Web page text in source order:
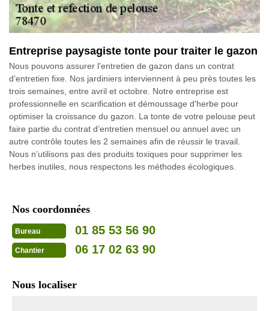
Entreprise paysagiste tonte pour traiter le gazon
Nous pouvons assurer l’entretien de gazon dans un contrat
d’entretien fixe. Nos jardiniers interviennent à peu près toutes les
trois semaines, entre avril et octobre. Notre entreprise est
professionnelle en scarification et démoussage d'herbe pour
optimiser la croissance du gazon. La tonte de votre pelouse peut
faire partie du contrat d’entretien mensuel ou annuel avec un
autre contrôle toutes les 2 semaines afin de réussir le travail.
Nous n’utilisons pas des produits toxiques pour supprimer les
herbes inutiles, nous respectons les méthodes écologiques.
Nos coordonnées
Bureau 01 85 53 56 90
Chantier 06 17 02 63 90
Nous localiser